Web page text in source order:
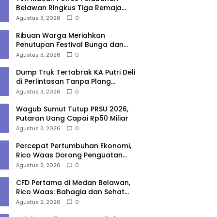
Belawan Ringkus Tiga Remaja
Diduga Anggota Geng Motor di
Agustus 3, 2026 0
Ribuan Warga Meriahkan
Penutupan Festival Bunga dan
Buah Karo 2026, Berlangsung
Gabungan
Agustus 3, 2026 0
Dump Truk Tertabrak KA Putri Deli
di Perlintasan Tanpa Plang
Perbaungan, Sopir Tewas
Agustus 3, 2026 0
Wagub Sumut Tutup PRSU 2026,
Putaran Uang Capai Rp50 Miliar
Agustus 3, 2026 0
Percepat Pertumbuhan Ekonomi,
Rico Waas Dorong Penguatan
Sinergi Pemko-DPRD Medan
Agustus 2, 2026 0
CFD Pertama di Medan Belawan,
Rico Waas: Bahagia dan Sehat
Harus Menjangkau Seluruh Sudut
Agustus 2, 2026 0